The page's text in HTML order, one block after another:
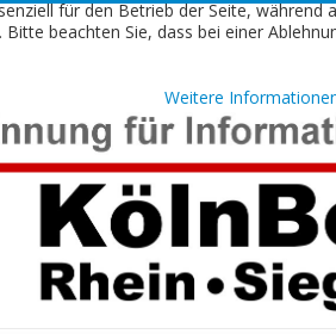
für den Betrieb der Seite,
beachten Sie, dass bei einer
Weitere